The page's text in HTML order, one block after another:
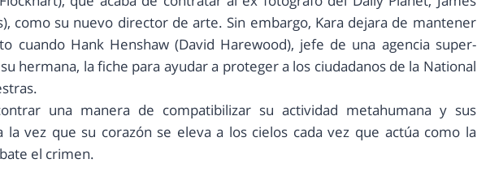
como su nuevo director de arte. Sin embargo, Kara dejara de mantener
cuando Hank Henshaw (David Harewood), jefe de una agencia super-
hermana, la fiche para ayudar a proteger a los ciudadanos de la National
una manera de compatibilizar su actividad metahumana y sus
la vez que su corazón se eleva a los cielos cada vez que actúa como la
el crimen.